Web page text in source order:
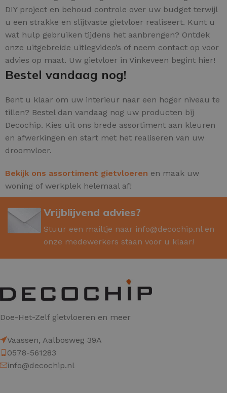
DIY project en behoud controle over uw budget terwijl
u een strakke en slijtvaste gietvloer realiseert. Kunt u
wat hulp gebruiken tijdens het aanbrengen? Ontdek
onze uitgebreide uitlegvideo’s of neem contact op voor
advies op maat. Uw gietvloer in Vinkeveen begint hier!
Bestel vandaag nog!
Bent u klaar om uw interieur naar een hoger niveau te
tillen? Bestel dan vandaag nog uw producten bij
Decochip. Kies uit ons brede assortiment aan kleuren
en afwerkingen en start met het realiseren van uw
droomvloer.
Bekijk ons assortiment gietvloeren en maak uw
woning of werkplek helemaal af!
Vrijblijvend advies?
Stuur een mailtje naar info@decochip.nlen
onze medewerkers staan voor u klaar!
Doe-Het-Zelf gietvloeren en meer
Vaassen, Aalbosweg 39A
0578-561283
info@decochip.nl